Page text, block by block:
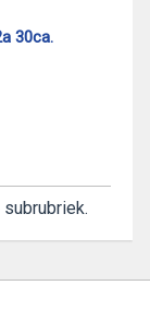
30ca.